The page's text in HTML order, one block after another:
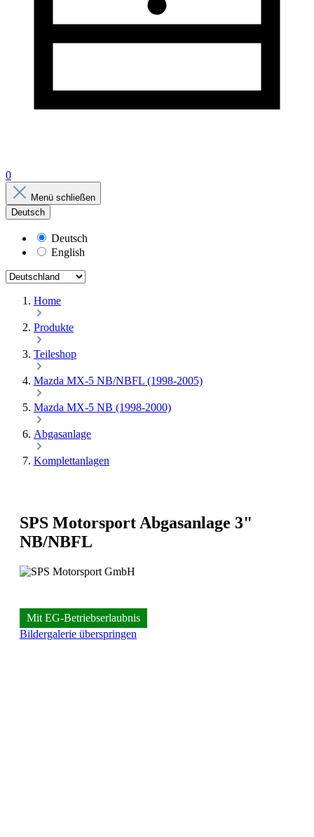
0
Menü schließen
Deutsch
Deutsch
English
Home
Produkte
Teileshop
Mazda MX-5 NB/NBFL (1998-2005)
Mazda MX-5 NB (1998-2000)
Abgasanlage
Komplettanlagen
SPS Motorsport Abgasanlage 3"
NB/NBFL
Mit EG-Betriebserlaubnis
Bildergalerie überspringen